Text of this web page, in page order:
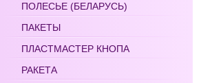
ПОЛЕСЬЕ (БЕЛАРУСЬ)
ПАКЕТЫ
ПЛАСТМАСТЕР КНОПА
РАКЕТА